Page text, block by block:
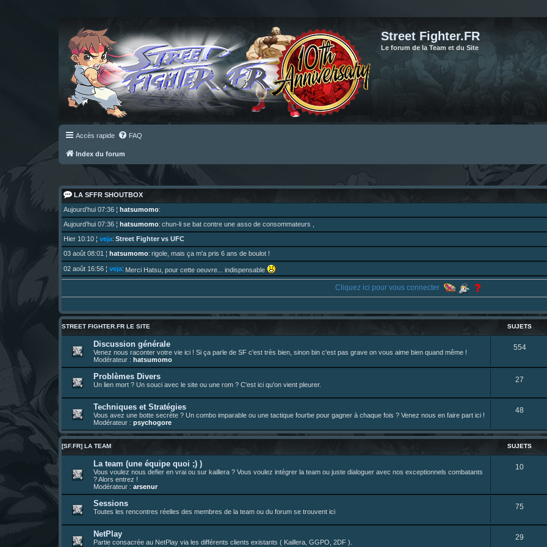
Street Fighter.FR
Le forum de la Team et du Site
Accès rapide FAQ
Index du forum
LA SFFR SHOUTBOX
Aujourd’hui 07:36 ¦ hatsumomo:
Aujourd’hui 07:36 ¦ hatsumomo: chun-li se bat contre une asso de consommateurs ,
Hier 10:10 ¦ veja: Street Fighter vs UFC
03 août 08:01 ¦ hatsumomo: rigole, mais ça m'a pris 6 ans de boulot !
02 août 16:56 ¦ veja: Merci Hatsu, pour cette oeuvre... indispensable
01 août 08:08¦hatsumomo:https://archiveofourown.org/works/74744 ... /195226046
01 août 08:08¦hatsumomo:Aujourd'hui, c'est le yaoi day. Pour la peine je reposte ma dernière fic.
30 juil. 07:22¦hatsumomo:Un futur indispensable :
26 juil. 22:09¦hatsumomo:bio de Alex en ligne les gens !
13 juil. 09:53¦hatsumomo:bonjour les amis, je viens de poster ma 1e review de figurine !
23 juin 10:36¦indy:une très chouette SFFR shoutbox !
23 juin 07:30¦hatsumomo :nouvelle trad caniculaire les amis !
23 juin 07:26¦hatsumomo:shoutbox réinitialisée
22 juin 12:27¦indy:Yo !
22 juin 08:49¦veja:Yo
Cliquez ici pour vous connecter
STREET FIGHTER.FR LE SITE SUJETS
Discussion générale
Venez nous raconter votre vie ici ! Si ça parle de SF c'est très bien, sinon bin c'est pas grave on vous aime bien quand même !
Modérateur : hatsumomo
554S
Problèmes Divers
Un lien mort ? Un souci avec le site ou une rom ? C'est ici qu'on vient pleurer.
27
t
Techniques et Stratégies
Vous avez une botte secrète ? Un combo imparable ou une tactique fourbe pour gagner à chaque fois ? Venez nous en faire part ici !
Modérateur : psychogore
48
j
e
[SF.FR] LA TEAM SUJETS
La team (une équipe quoi ;) )
Vous voulez nous defier en vrai ou sur kaillera ? Vous voulez intégrer la team ou juste dialoguer avec nos exceptionnels combatants
? Alors entrez !
Modérateur : arsenur
10S
Sessions
Toutes les rencontres réelles des membres de la team ou du forum se trouvent ici
75
NetPlay
Partie consacrée au NetPlay via les différents clients existants ( Kaillera, GGPO, 2DF ).
29